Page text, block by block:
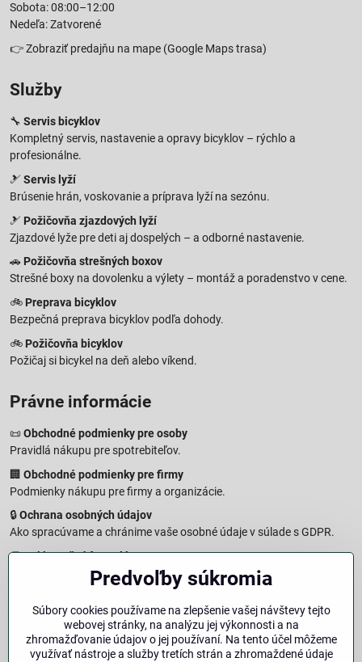
Sobota: 08:00–12:00
Nedeľa: Zatvorené
👉Zobraziť predajňu na mape (Google Maps trasa)
Služby
🔧 Servis bicyklov
Kompletný servis, nastavenie a opravy bicyklov – rýchlo a
profesionálne.
🎿 Servis lyží
Brúsenie hrán, voskovanie a príprava lyží na sezónu.
🎿 Požičovňa zjazdových lyží
Zjazdové lyže pre deti aj dospelých – a odborné nastavenie.
🚗 Požičovňa strešných boxov
Strešné boxy na dovolenku a výlety – montáž a poradenstvo v cene.
🚲 Preprava bicyklov
Bezpečná preprava bicyklov podľa dohody.
🚲 Požičovňa bicyklov
Požičaj si bicykel na deň alebo víkend.
Právne informácie
📜 Obchodné podmienky pre osoby
Pravidlá nákupu pre spotrebiteľov.
🏢 Obchodné podmienky pre firmy
Podmienky nákupu pre firmy a organizácie.
🔒Ochrana osobných údajov
Ako spracúvame a chránime vaše osobné údaje v súlade s GDPR.
🧾Reklamačný formulár
Jednoduché podanie reklamácie
Vzorový formulár pre odstúpenie od zmluvy a vrátenie tovaru.
Právna doložka – Autorské práva
Informácie o ochrane obsahu, značiek a fotografií vrátane
Predvoľby súkromia
Súbory cookies používame na zlepšenie vašej návštevy tejto
webovej stránky, na analýzu jej výkonnosti a na
zhromažďovanie údajov o jej používaní. Na tento účel môžeme
využívať nástroje a služby tretích strán a zhromaždené údaje